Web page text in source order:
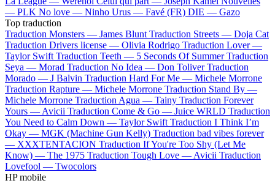
— PLK No love — Ninho Urus — Favé (FR) DIE — Gazo
Top traduction
Traduction Monsters — James Blunt Traduction Streets — Doja Cat
Traduction Drivers license — Olivia Rodrigo Traduction Lover —
Taylor Swift Traduction Teeth — 5 Seconds Of Summer Traduction
Seya — Morad Traduction No Idea — Don Toliver Traduction
Morado — J Balvin Traduction Hard For Me — Michele Morrone
Traduction Rapture — Michele Morrone Traduction Stand By —
Michele Morrone Traduction Agua — Tainy Traduction Forever
Yours — Avicii Traduction Come & Go — Juice WRLD Traduction
You Need to Calm Down — Taylor Swift Traduction I Think I’m
Okay — MGK (Machine Gun Kelly) Traduction bad vibes forever
— XXXTENTACION Traduction If You're Too Shy (Let Me
Know) — The 1975 Traduction Tough Love — Avicii Traduction
Lovefool — Twocolors
HP mobile